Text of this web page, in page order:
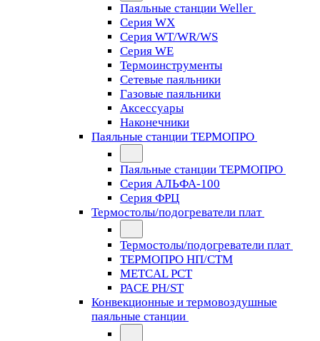
Паяльные станции Weller
Серия WX
Серия WT/WR/WS
Серия WE
Термоинструменты
Сетевые паяльники
Газовые паяльники
Аксессуары
Наконечники
Паяльные станции ТЕРМОПРО
Паяльные станции ТЕРМОПРО
Серия АЛЬФА-100
Серия ФРЦ
Термостолы/подогреватели плат
Термостолы/подогреватели плат
ТЕРМОПРО НП/СТМ
METCAL PCT
PACE PH/ST
Конвекционные и термовоздушные
паяльные станции